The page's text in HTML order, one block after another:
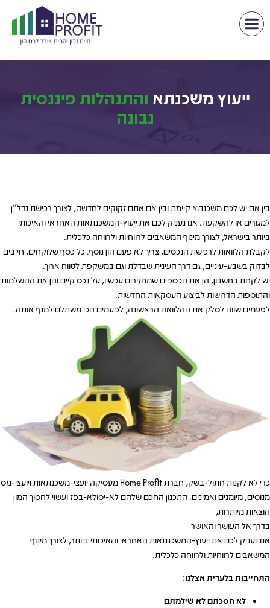
ייעוץ משכנתא והתנהלות פיננסית
נבונה
בין אם יש לכם משכנתא קיימת ובין אם אתם זקוקים לחדשה, לצורך רכישת נדל”ן
למגורים או להשקעה. אנו נעניק לכם את ייעוץ-המשכנתאות האחראי והאיכותי
ביותר בישראל, לצורך מינוף המשאבים לרווחיות ולרווחה כלכלית.
לקבלת הלוואות לרכישת הנכסים, צריך לא פעם הון נוסף. כל כסף שלוקחים, חייבים
לבדוק בשבע-עיניים, גם דרך העינית שבדלת וגם במשקפת לטווח ארוך.
יש לקחת בחשבון, הן את הכספים שמחזירים עכשיו, על נכס קיים והן את ההשלמות
והתוספות הדרושות לביצוע העסקאות החדשות.
לפעמים שווה לסלק את ההלוואה הראשונה, לפעמים הכי משתלם למנף אותה.
כדי לא לקנות חתול-בשק, חברת Home Profit מעסיקה יועצי-משכנתאות ויועצי-מס
מנוסים, מיומנים ואמינים. התכנון החכם שלהם לא-יסולא-בפז ועשוי לחסוך המון
הוצאות מיותרות,
בדרך אל העושר והאושר
אנו נעניק לכם את ייעוץ-המשכנתאות האחראי והאיכותי ביותר, לצורך מינוף
המשאבים לרווחיות ולרווחה כלכלית.
התחייבות בלעדית אצלנו:
לא חסכתם לא שילמתם